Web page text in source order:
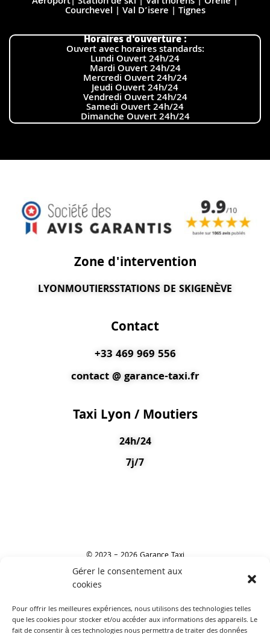
Gérer le consentement aux
cookies
Pour offrir les meilleures expériences, nous utilisons des technologies telles
que les cookies pour stocker et/ou accéder aux informations des appareils. Le
fait de consentir à ces technologies nous permettra de traiter des données
Courchevel | Val D’isere | Tignes
Horaires d'ouverture :
Ouvert avec horaires standards:
Lundi Ouvert 24h/24
Mardi Ouvert 24h/24
Mercredi Ouvert 24h/24
Jeudi Ouvert 24h/24
Vendredi Ouvert 24h/24
Samedi Ouvert 24h/24
Dimanche Ouvert 24h/24
Zone d'intervention
LYONMOUTIERSSTATIONS DE SKIGENÈVE
Contact
+33 469 969 556
contact @ garance-taxi.fr
Taxi Lyon / Moutiers
24h/24
7j/7
© 2023 – 2026 Garance Taxi